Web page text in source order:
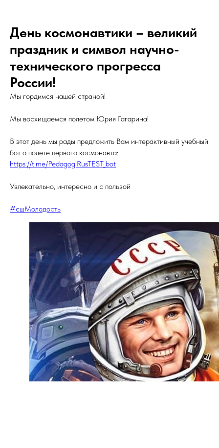
День космонавтики – великий
праздник и символ научно-
технического прогресса
России!
Мы гордимся нашей страной!
Мы восхищаемся полетом Юрия Гагарина!
В этот день мы рады предложить Вам интерактивный учебный
бот о полете первого космонавта:
https://t.me/PedagogiRusTEST_bot
Увлекательно, интересно и с пользой
#сшМолодость